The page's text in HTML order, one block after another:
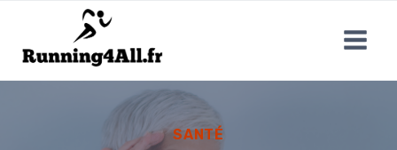
contenu
SANTÉ